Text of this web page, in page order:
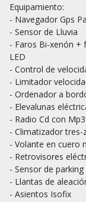
Equipamiento:
- Navegador Gps
- Sensor de Lluvia
- Faros Bi-xenón +
LED
- Control de
- Limitador
- Ordenador a
- Elevalunas
- Radio Cd con
- Climatizador tres-
- Volante en cuero
- Retrovisores
- Sensor de
- Llantas de
- Asientos Isofix